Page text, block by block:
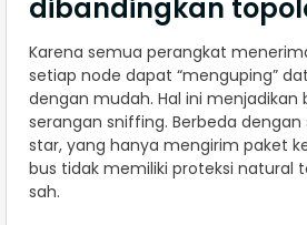
dibandingkan
Karena semua perangkat
setiap node dapat “menguping”
dengan mudah. Hal ini
serangan sniffing. Berbeda
star, yang hanya mengirim paket
bus tidak memiliki proteksi natural
sah.